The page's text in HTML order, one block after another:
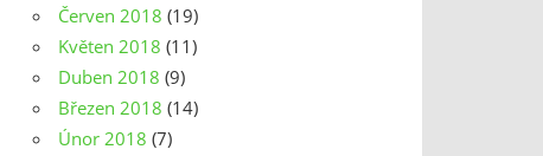
Červen 2018 (19)
Květen 2018 (11)
Duben 2018 (9)
Březen 2018 (14)
Únor 2018 (7)